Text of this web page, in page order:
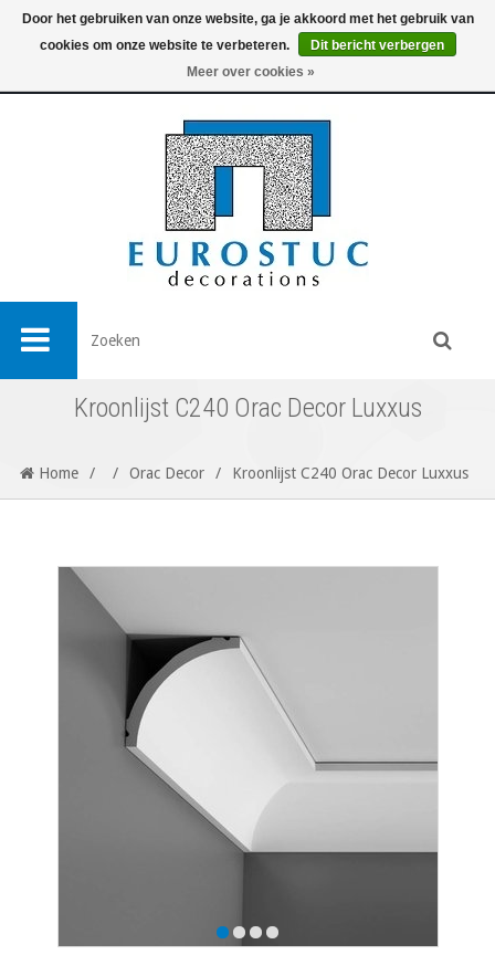
0
Kroonlijst C240 Orac Decor Luxxus
Home / / Orac Decor / Kroonlijst C240 Orac Decor Luxxus
Door het gebruiken van onze website, ga je akkoord met het gebruik van
cookies om onze website te verbeteren.
Dit bericht verbergen
Meer over cookies »